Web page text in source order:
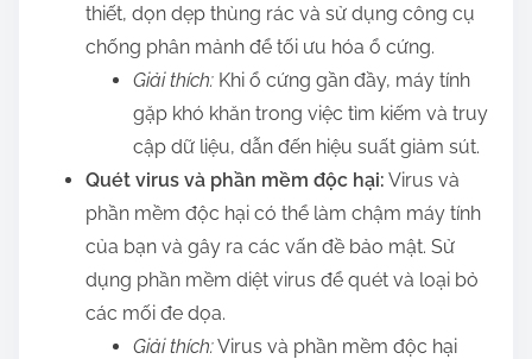
thiết, dọn dẹp thùng rác và sử dụng công cụ
chống phân mảnh để tối ưu hóa ổ cứng.
Giải thích: Khi ổ cứng gần đầy, máy tính
gặp khó khăn trong việc tìm kiếm và truy
cập dữ liệu, dẫn đến hiệu suất giảm sút.
Quét virus và phần mềm độc hại: Virus và
phần mềm độc hại có thể làm chậm máy tính
của bạn và gây ra các vấn đề bảo mật. Sử
dụng phần mềm diệt virus để quét và loại bỏ
các mối đe dọa.
Giải thích:Virus và phần mềm độc hại